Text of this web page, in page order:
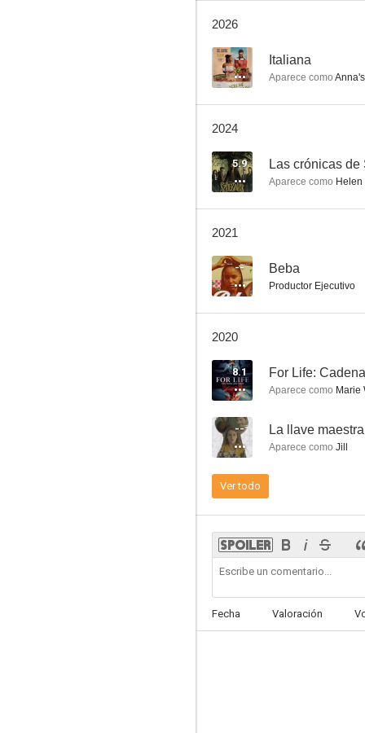
7.3
7.0
2026
-- Italiana
Aparece como
2024
5.9 Las crónicas
Aparece como Helen
2021
-- Beba
Productor Ejecutivo
2020
8.1 For Life:
Aparece como Marie
-- La llave maestra
Aparece como Jill
Ver todo
Fecha Valoración